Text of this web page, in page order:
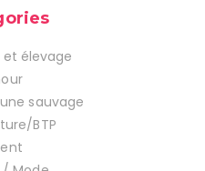
élevage
sauvage
BTP